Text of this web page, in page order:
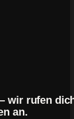
wir rufen
an.